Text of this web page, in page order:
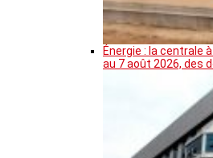
Énergie : la centrale
au 7 août 2026, des